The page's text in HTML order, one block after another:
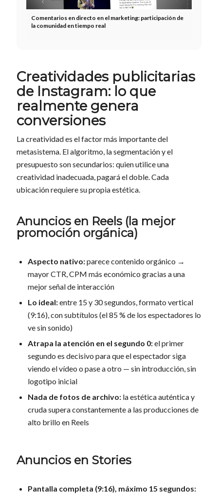
Comentarios en directo en el marketing: participación de
la comunidad en tiempo real
Creatividades publicitarias
de Instagram: lo que
realmente genera
conversiones
La creatividad es el factor más importante del
metasistema. El algoritmo, la segmentación y el
presupuesto son secundarios: quien utilice una
creatividad inadecuada, pagará el doble. Cada
ubicación requiere su propia estética.
Anuncios en Reels (la mejor
promoción orgánica)
Aspecto nativo:parece contenido orgánico →
mayor CTR, CPM más económico gracias a una
mejor señal de interacción
Lo ideal:entre 15 y 30 segundos, formato vertical
(9:16), con subtítulos (el 85 % de los espectadores lo
ve sin sonido)
Atrapa la atención en el segundo 0:el primer
segundo es decisivo para que el espectador siga
viendo el vídeo o pase a otro — sin introducción, sin
logotipo inicial
Nada de fotos de archivo:la estética auténtica y
cruda supera constantemente a las producciones de
alto brillo en Reels
Anuncios en Stories
Pantalla completa (9:16), máximo 15 segundos: